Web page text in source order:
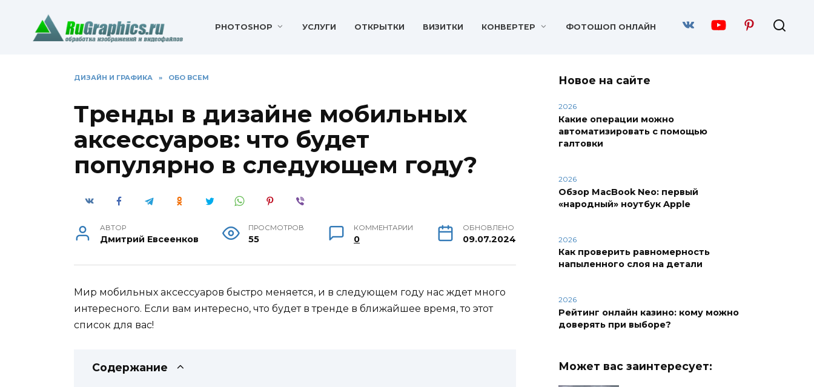
содержанию
PHOTOSHOP УСЛУГИ ОТКРЫТКИ ВИЗИТКИ КОНВЕРТЕР ФОТОШОП ОНЛАЙН
ДИЗАЙН И ГРАФИКА » ОБО ВСЕМ
Тренды в дизайне мобильных
аксессуаров: что будет
популярно в следующем году?
АВТОР
Дмитрий Евсеенков
ПРОСМОТРОВ
55
КОММЕНТАРИИ
0
ОБНОВЛЕНО
09.07.2024
Мир мобильных аксессуаров быстро меняется, и в следующем году нас ждет много
интересного. Если вам интересно, что будет в тренде в ближайшее время, то этот
список для вас!
Содержание
Новое на сайте
2026
Какие операции можно
автоматизировать с помощью
галтовки
2026
Обзор MacBook Neo: первый
«народный» ноутбук Apple
2026
Как проверить равномерность
напыленного слоя на детали
2026
Рейтинг онлайн казино: кому можно
доверять при выборе?
Может вас заинтересует: